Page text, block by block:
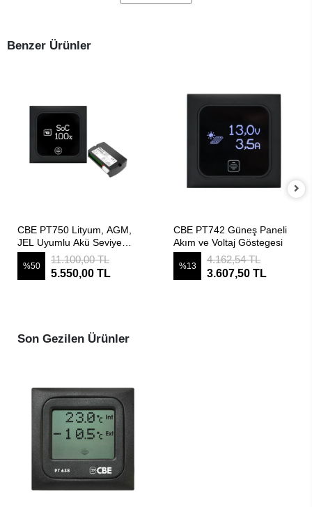
Benzer Ürünler
CBE PT750 Lityum, AGM,
JEL Uyumlu Akü Seviye
Göstergesi
%50
11.100,00 TL
5.550,00 TL
CBE PT742 Güneş Paneli
Akım ve Voltaj Göstegesi
%13
4.162,54 TL
3.607,50 TL
Son Gezilen Ürünler